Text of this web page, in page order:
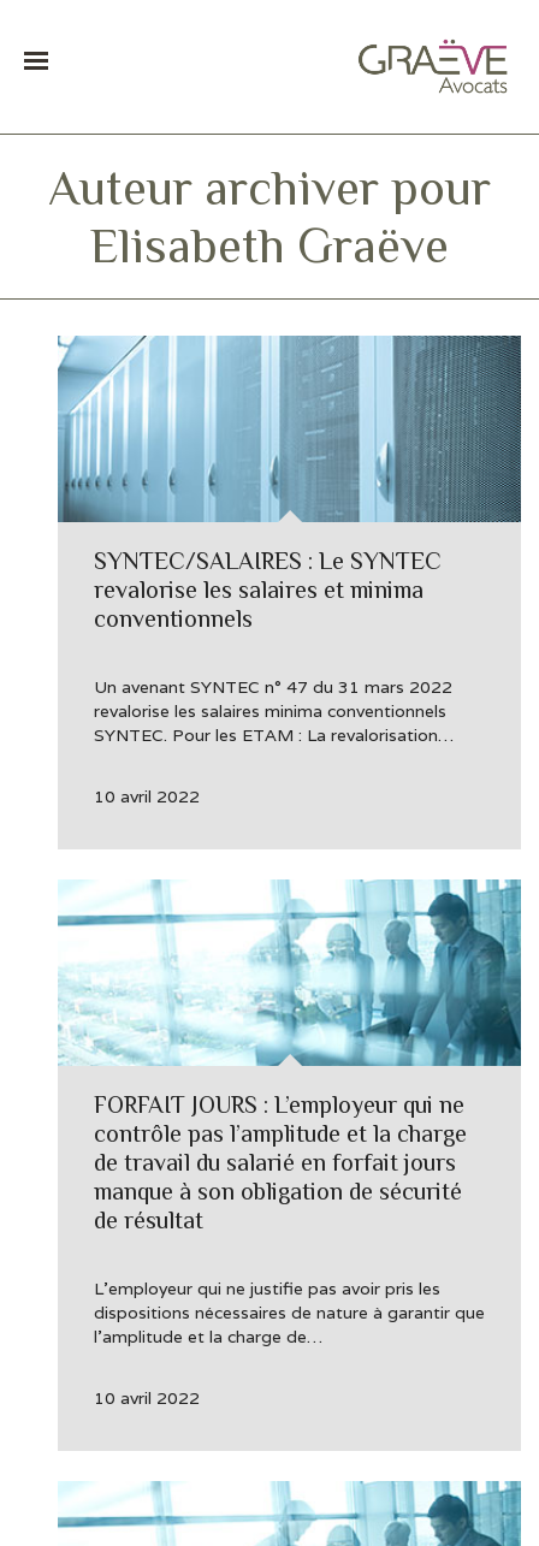
Auteur archiver pour
Elisabeth Graëve
SYNTEC/SALAIRES : Le SYNTEC
revalorise les salaires et minima
conventionnels
Un avenant SYNTEC n° 47 du 31 mars 2022
revalorise les salaires minima conventionnels
SYNTEC. Pour les ETAM : La revalorisation…
10 avril 2022
FORFAIT JOURS : L’employeur qui ne
contrôle pas l’amplitude et la charge
de travail du salarié en forfait jours
manque à son obligation de sécurité
de résultat
L’employeur qui ne justifie pas avoir pris les
dispositions nécessaires de nature à garantir que
l’amplitude et la charge de…
10 avril 2022